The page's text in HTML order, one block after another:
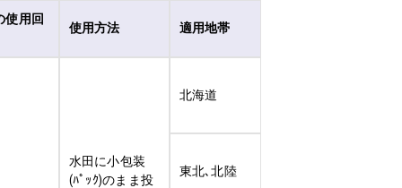
使用回
使用方法 適用地帯
水田に小包装
(ﾊﾟｯｸ)のまま投
北海道
東北､北陸